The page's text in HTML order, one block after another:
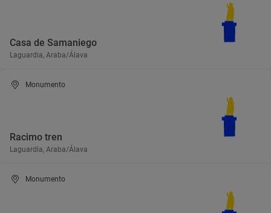
Casa de Samaniego
Laguardia, Araba/Álava
Monumento
Racimo tren
Laguardia, Araba/Álava
Monumento